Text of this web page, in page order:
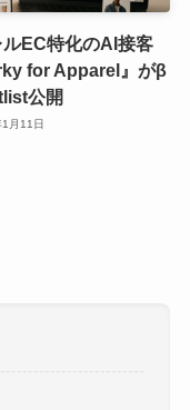
ルEC特化のAI接客
for Apparel』がβ
公開
月11日